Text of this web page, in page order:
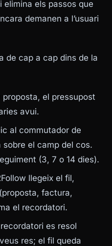
els passos que
demanen a l’usuari
de cap a cap dins de la
proposta, el pressupost
avui.
al commutador de
sobre el camp del cos.
(3, 7 o 14 dies).
llegeix el fil,
factura,
el recordatori.
es resol
res; el fil queda